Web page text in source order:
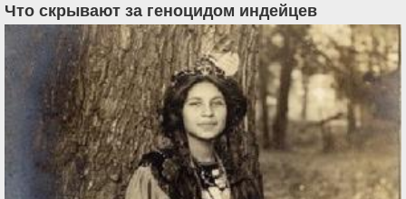
Что скрывают за геноцидом индейцев